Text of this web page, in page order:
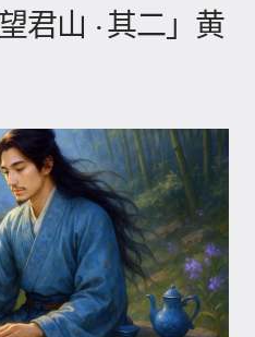
君山 · 其二」黄